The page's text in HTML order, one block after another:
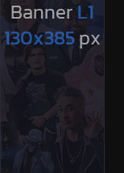
ดูซีรี่ย์ 2025
ดูหนัง 2025